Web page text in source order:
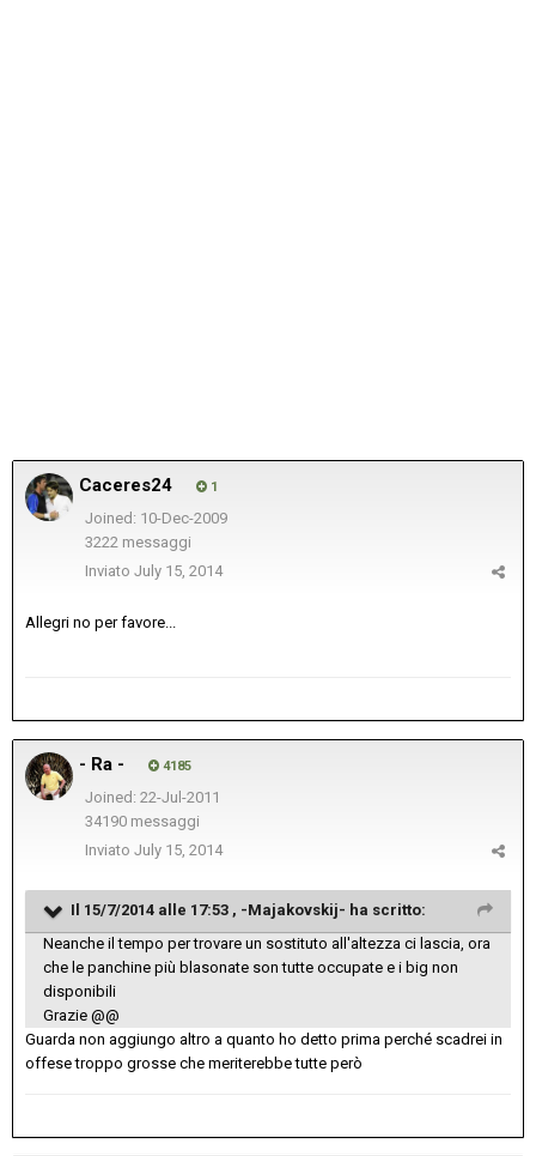
Caceres24 1
Joined: 10-Dec-2009
3222 messaggi
Inviato July 15, 2014
Allegri no per favore...
- Ra - 4185
Joined: 22-Jul-2011
34190 messaggi
Inviato July 15, 2014
Il 15/7/2014 alle 17:53 , -Majakovskij- ha scritto:
Neanche il tempo per trovare un sostituto all'altezza ci lascia, ora
che le panchine più blasonate son tutte occupate e i big non
disponibili
Grazie @@
Guarda non aggiungo altro a quanto ho detto prima perché scadrei in
offese troppo grosse che meriterebbe tutte però